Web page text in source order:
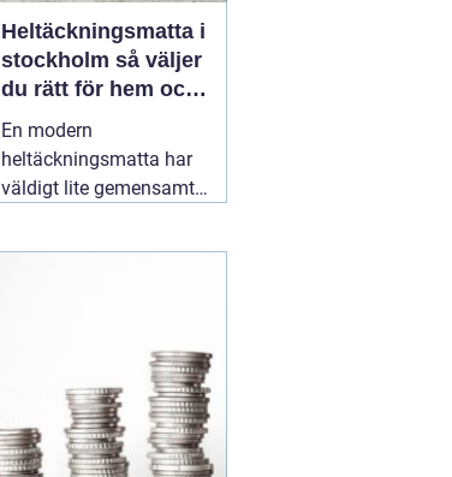
Heltäckningsmatta i
stockholm så väljer
du rätt för hem och
kontor
En modern
heltäckningsmatta har
väldigt lite gemensamt
varianterna från 70 och
ett enormt spann av
färger, material och
strukturer. För den som
planerar16 maj 2026